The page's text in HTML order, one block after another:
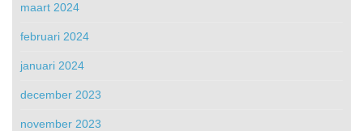
maart 2024
februari 2024
januari 2024
december 2023
november 2023